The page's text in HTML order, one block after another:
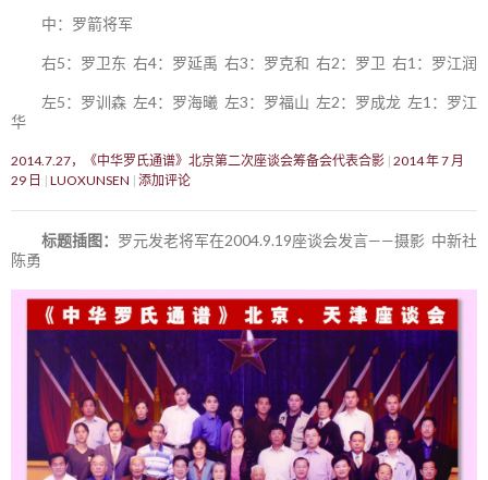
中：罗箭将军
右5：罗卫东 右4：罗延禹 右3：罗克和 右2：罗卫 右1：罗江润
左5：罗训森 左4：罗海曦 左3：罗福山 左2：罗成龙 左1：罗江
华
2014.7.27，《中华罗氏通谱》北京第二次座谈会筹备会代表合影 2014 年 7 月
29 日
LUOXUNSEN 添加评论
标题插图： 罗元发老将军在2004.9.19座谈会发言——摄影 中新社
陈勇